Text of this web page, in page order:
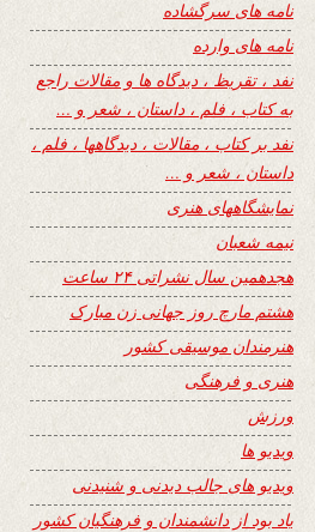
نامه های سرگشاده
نامه های وارده
نفد ، تقریظ ، دیدگاه ها و مقالات راجع
به کتاب ، فلم ، داستان ، شعر و …
نفد بر کتاب ، مقالات ، دیدگاهها ، فلم ،
داستان ، شعر و …
نمایشگاههای هنری
نیمه شعبان
هجدهمین سال نشراتی ۲۴ ساعت
هشتم مارچ روز جهانی زن مبارک
هنرمندان موسیقی کشور
هنری و فرهنگی
ورزش
ویدیو ها
ویدیو های جالب دیدنی و شنیدنی
یاد بود از دانشمندان و فرهنگیان کشور